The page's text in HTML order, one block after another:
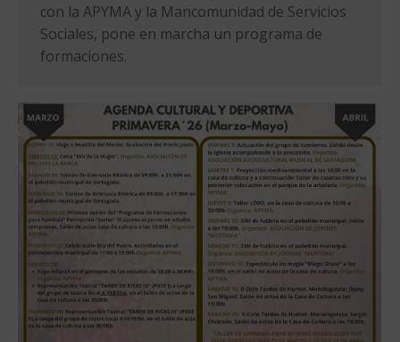
con la APYMA y la Mancomunidad de Servicios
Sociales, pone en marcha un programa de
formaciones.